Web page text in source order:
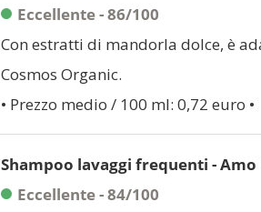
Eccellente - 86/100
Con estratti di mandorla dolce, è
Cosmos Organic.
• Prezzo medio / 100 ml: 0,72 euro •
Shampoo lavaggi frequenti - Amo
Eccellente - 84/100